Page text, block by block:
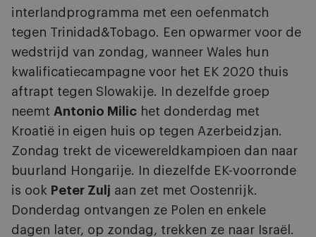
interlandprogramma met een oefenmatch
tegen Trinidad&Tobago. Een opwarmer voor de
wedstrijd van zondag, wanneer Wales hun
kwalificatiecampagne voor het EK 2020 thuis
aftrapt tegen Slowakije. In dezelfde groep
neemt Antonio Milic het donderdag met
Kroatië in eigen huis op tegen Azerbeidzjan.
Zondag trekt de vicewereldkampioen dan naar
buurland Hongarije. In diezelfde EK-voorronde
is ook Peter Zulj aan zet met Oostenrijk.
Donderdag ontvangen ze Polen en enkele
dagen later, op zondag, trekken ze naar Israël.